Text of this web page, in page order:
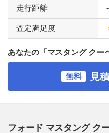
走行距離 -
査定満足度
あなたの「マスタング クー
無料 見
フォード マスタング ク